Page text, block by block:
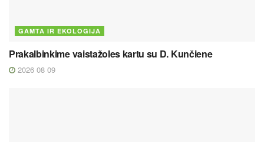
GAMTA IR EKOLOGIJA
Prakalbinkime vaistažoles kartu su D. Kunčiene
2026 08 09